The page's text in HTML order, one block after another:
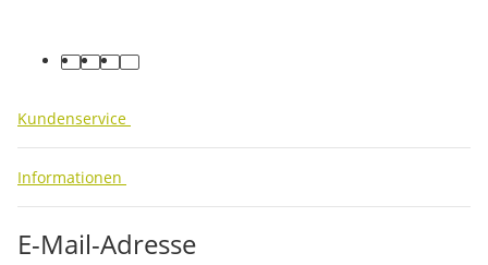
facebook
youtube
instagram
tiktok
Kundenservice
Informationen
E-Mail-Adresse